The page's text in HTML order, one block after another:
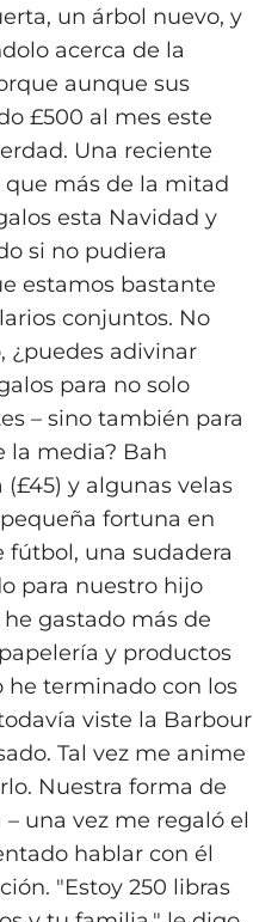
un árbol nuevo, y
acerca de la
aunque sus
£500 al mes este
Una reciente
más de la mitad
esta Navidad y
si no pudiera
estamos bastante
conjuntos. No
¿puedes adivinar
para no solo
– sino también para
la media? Bah
y algunas velas
fortuna en
fútbol, una sudadera
para nuestro hijo
gastado más de
y productos
he terminado con los
viste la Barbour
Tal vez me anime
Nuestra forma de
una vez me regaló el
hablar con él
"Estoy 250 libras